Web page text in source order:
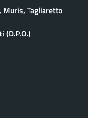
Muris, Tagliaretto
(D.P.O.)